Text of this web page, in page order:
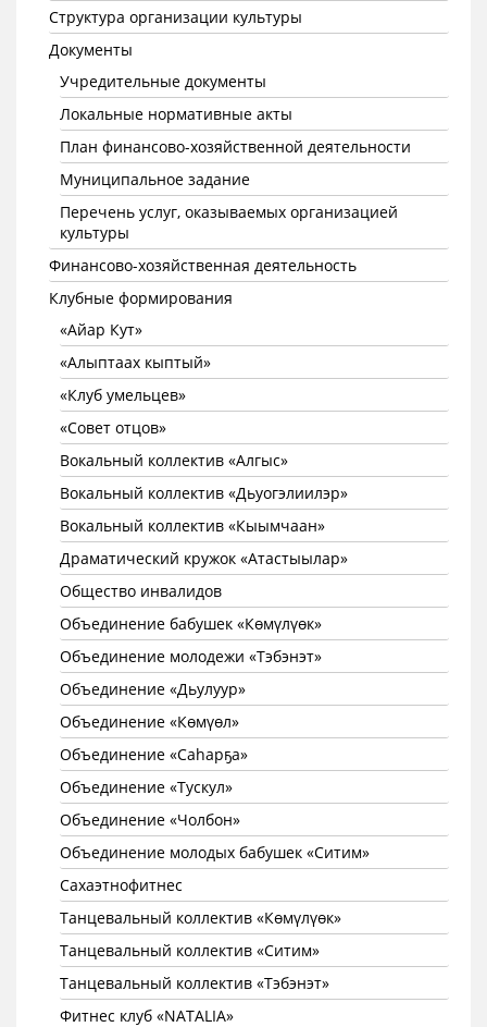
Структура организации культуры
Документы
Учредительные документы
Локальные нормативные акты
План финансово-хозяйственной деятельности
Муниципальное задание
Перечень услуг, оказываемых организацией
культуры
Финансово-хозяйственная деятельность
Клубные формирования
«Айар Кут»
«Алыптаах кыптый»
«Клуб умельцев»
«Совет отцов»
Вокальный коллектив «Алгыс»
Вокальный коллектив «Дьуогэлиилэр»
Вокальный коллектив «Кыымчаан»
Драматический кружок «Атастыылар»
Общество инвалидов
Объединение бабушек «Көмүлүөк»
Объединение молодежи «Тэбэнэт»
Объединение «Дьулуур»
Объединение «Көмүөл»
Объединение «Саhарҕа»
Объединение «Тускул»
Объединение «Чолбон»
Объединение молодых бабушек «Ситим»
Сахаэтнофитнес
Танцевальный коллектив «Көмүлүөк»
Танцевальный коллектив «Ситим»
Танцевальный коллектив «Тэбэнэт»
Фитнес клуб «NATALIA»